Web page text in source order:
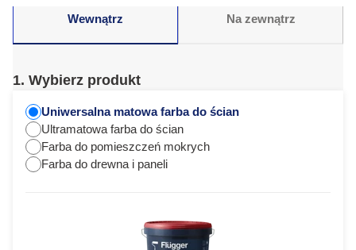
Wewnątrz Na zewnątrz
1. Wybierz produkt
Uniwersalna matowa farba do ścian
Ultramatowa farba do ścian
Farba do pomieszczeń mokrych
Farba do drewna i paneli